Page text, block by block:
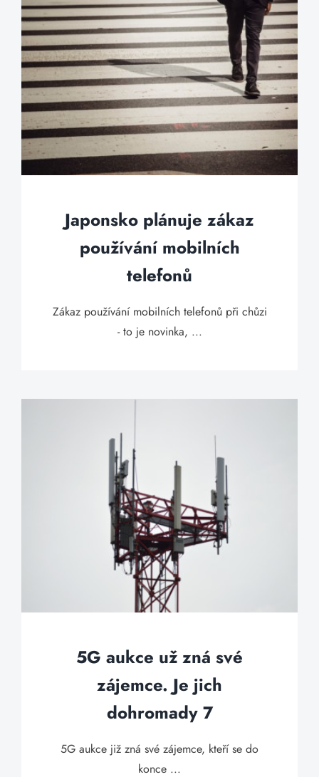
Japonsko plánuje zákaz
používání mobilních
telefonů
Zákaz používání mobilních telefonů při chůzi
- to je novinka, ...
5G aukce už zná své
zájemce. Je jich
dohromady 7
5G aukce již zná své zájemce, kteří se do
konce ...